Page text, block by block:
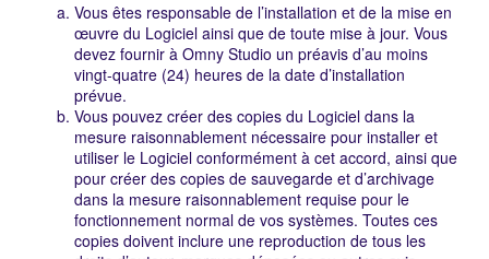
Vous êtes responsable de l’installation et de la mise en
œuvre du Logiciel ainsi que de toute mise à jour. Vous
devez fournir à Omny Studio un préavis d’au moins
vingt-quatre (24) heures de la date d’installation
prévue.
Vous pouvez créer des copies du Logiciel dans la
mesure raisonnablement nécessaire pour installer et
utiliser le Logiciel conformément à cet accord, ainsi que
pour créer des copies de sauvegarde et d’archivage
dans la mesure raisonnablement requise pour le
fonctionnement normal de vos systèmes. Toutes ces
copies doivent inclure une reproduction de tous les